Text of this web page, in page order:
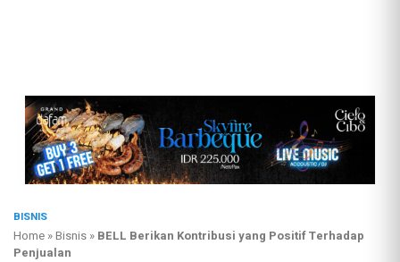
BISNIS
Home »Bisnis » BELL Berikan Kontribusi yang Positif Terhadap
Penjualan